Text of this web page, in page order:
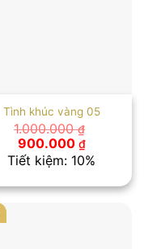
Tình khúc vàng 05
1.000.000₫
Giá
gốc
là:
900.000 ₫Giá
hiện
tại
900.000
Tiết kiệm: 10%